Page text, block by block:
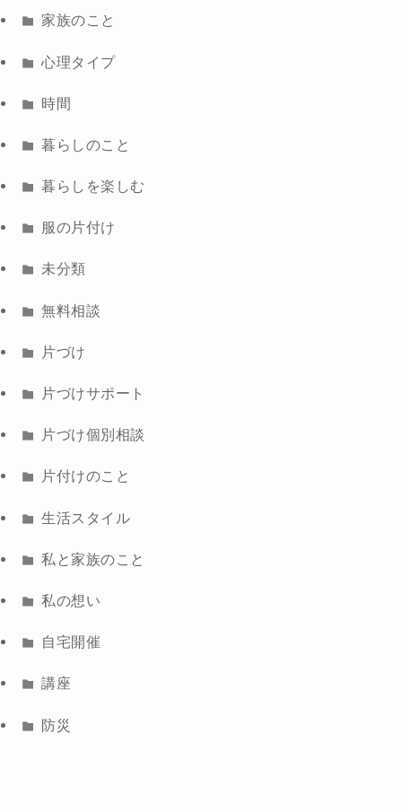
家族のこと
心理タイプ
時間
暮らしのこと
暮らしを楽しむ
服の片付け
未分類
無料相談
片づけ
片づけサポート
片づけ個別相談
片付けのこと
生活スタイル
私と家族のこと
私の想い
自宅開催
講座
防災